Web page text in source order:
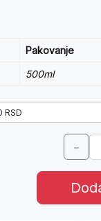
Pakovanje
500ml
−